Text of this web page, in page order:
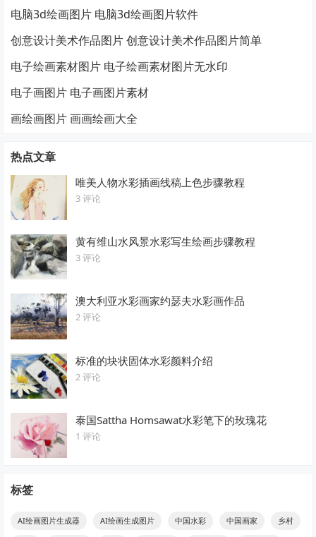
电脑3d绘画图片 电脑3d绘画图片软件
创意设计美术作品图片 创意设计美术作品图片简单
电子绘画素材图片 电子绘画素材图片无水印
电子画图片 电子画图片素材
画绘画图片 画画绘画大全
热点文章
唯美人物水彩插画线稿上色步骤教程
3 评论
黄有维山水风景水彩写生绘画步骤教程
3 评论
澳大利亚水彩画家约瑟夫水彩画作品
2 评论
标准的块状固体水彩颜料介绍
2 评论
泰国Sattha Homsawat水彩笔下的玫瑰花
1 评论
标签
AI绘画图片生成器 AI绘画生成图片 中国水彩 中国画家 乡村